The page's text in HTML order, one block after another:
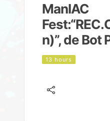
ManIAC
n)”, de Bot
13 hours